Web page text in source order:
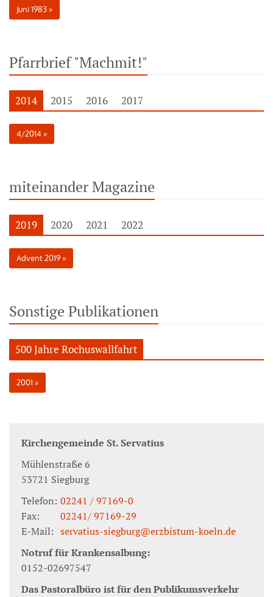
Juni 1983
Pfarrbrief "Machmit!"
2014 2015 2016 2017
4/2014
miteinander Magazine
2019 2020 2021 2022
Advent 2019
Sonstige Publikationen
500 Jahre Rochuswallfahrt
2001
Kirchengemeinde St. Servatius
Mühlenstraße 6
53721 Siegburg
Telefon: 02241 / 97169-0
Fax:
02241/ 97169-29
E-Mail: servatius-siegburg@erzbistum-koeln.de
Notruf für Krankensalbung:
0152-02697547
Das Pastoralbüro ist für den Publikumsverkehr